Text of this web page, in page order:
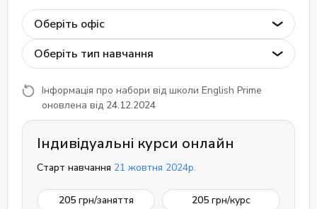
Оберіть офіс
Оберіть тип навчання
Інформація про набори від школи English Prime
оновлена від 24.12.2024
Індивідуальні курси онлайн
Старт навчання 21 жовтня 2024р.
205грн/заняття 205 грн/курс